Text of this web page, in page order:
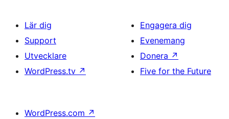
Lär dig
Support
Utvecklare
WordPress.tv ↗
Engagera dig
Evenemang
Donera ↗
Five for the Future
WordPress.com ↗